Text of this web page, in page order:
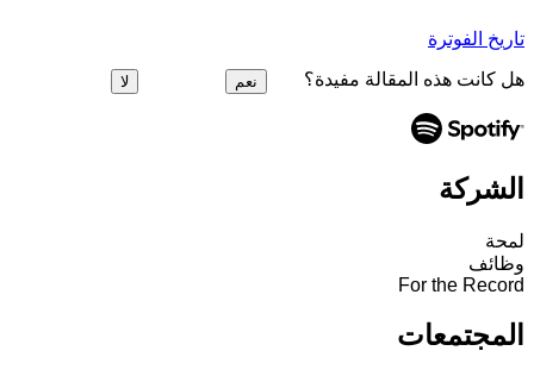
تاريخ الفوترة
هل كانت هذه المقالة مفيدة؟ نعم لا
الشركة
لمحة
وظائف
For the Record
المجتمعات